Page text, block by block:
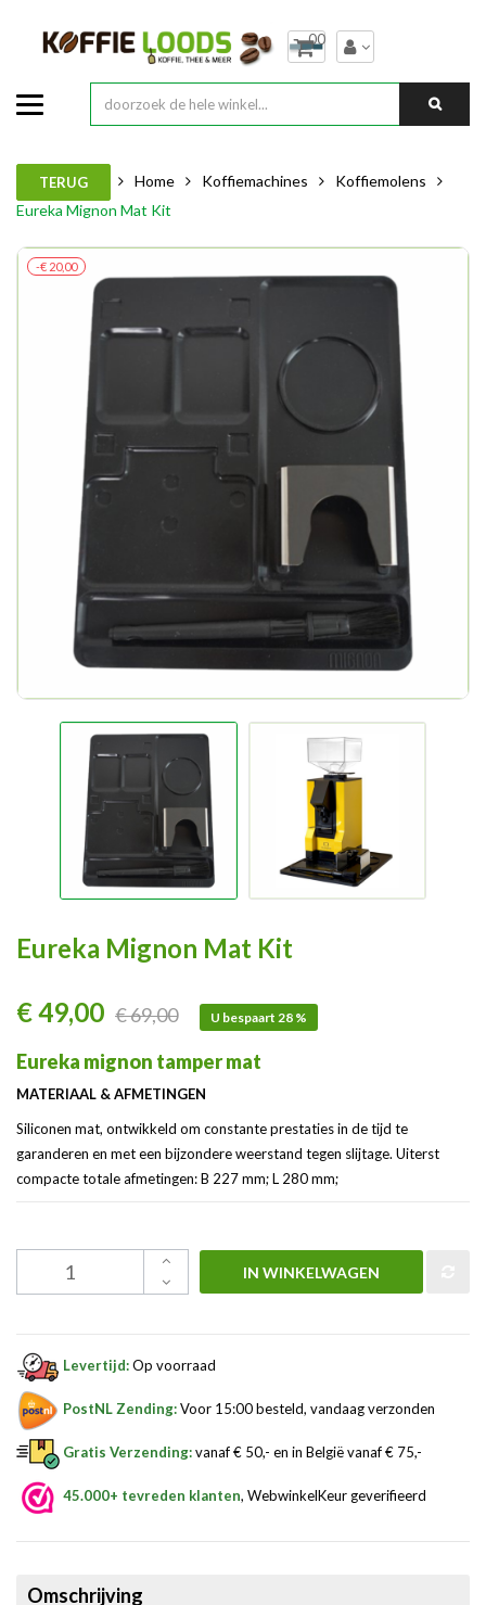
00
TERUG Home Koffiemachines
Koffiemolens
Eureka Mignon Mat Kit
-€ 20,00
Eureka Mignon Mat Kit
€ 49,00 € 69,00 U bespaart 28 %
Eureka mignon tamper mat
MATERIAAL & AFMETINGEN
Siliconen mat, ontwikkeld om constante prestaties in de tijd te
garanderen en met een bijzondere weerstand tegen slijtage. Uiterst
compacte totale afmetingen: B 227 mm; L 280 mm;
IN WINKELWAGEN
Levertijd:Op voorraad
PostNL Zending:Voor 15:00 besteld, vandaag verzonden
Gratis Verzending:vanaf € 50,- en in België vanaf € 75,-
45.000+ tevreden klanten, WebwinkelKeur geverifieerd
Omschrijving